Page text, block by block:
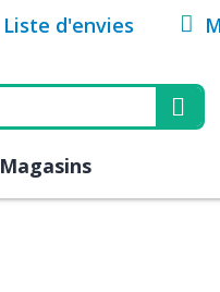
Liste d'envies
Magasins